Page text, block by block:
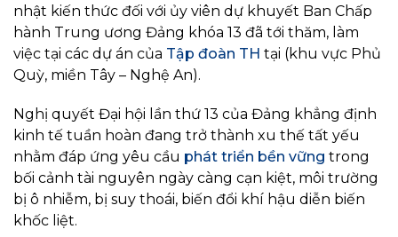
nhật kiến thức đối với ủy viên dự khuyết Ban Chấp
hành Trung ương Đảng khóa 13 đã tới thăm, làm
việc tại các dự án của Tập đoàn TH tại (khu vực Phủ
Quỳ, miền Tây – Nghệ An).
Nghị quyết Đại hội lần thứ 13 của Đảng khẳng định
kinh tế tuần hoàn đang trở thành xu thế tất yếu
nhằm đáp ứng yêu cầu phát triển bền vững trong
bối cảnh tài nguyên ngày càng cạn kiệt, môi trường
bị ô nhiễm, bị suy thoái, biến đổi khí hậu diễn biến
khốc liệt.